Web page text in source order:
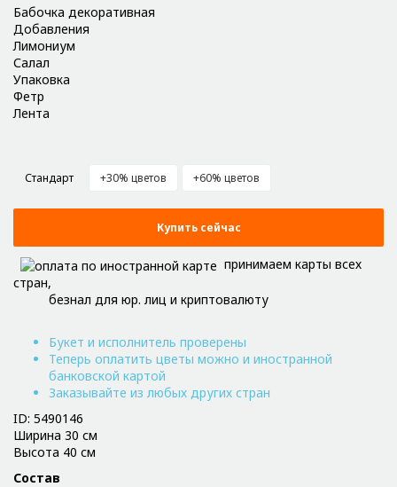
Бабочка декоративная
Добавления
Лимониум
Салал
Упаковка
Фетр
Лента
Стандарт +30% цветов +60% цветов
Купить сейчас
принимаем карты всех
стран,
безнал для юр. лиц и криптовалюту
Букет и исполнитель проверены
Теперь оплатить цветы можно и иностранной
банковской картой
Заказывайте из любых других стран
ID: 5490146
Ширина 30 см
Высота 40 см
Состав